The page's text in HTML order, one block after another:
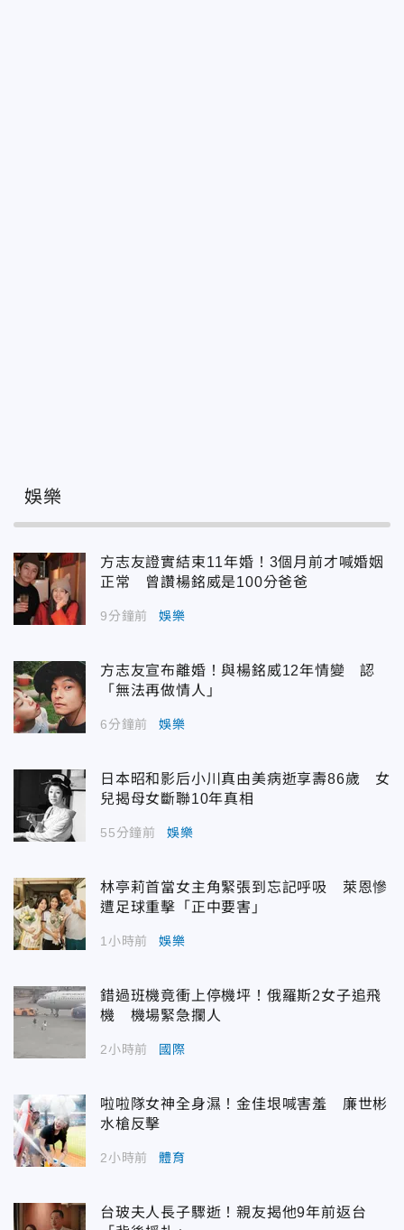
娛樂
方志友證實結束11年婚！3個月前才喊婚姻
正常 曾讚楊銘威是100分爸爸
9分鐘前 娛樂
方志友宣布離婚！與楊銘威12年情變 認
「無法再做情人」
6分鐘前 娛樂
日本昭和影后小川真由美病逝享壽86歲 女
兒揭母女斷聯10年真相
55分鐘前 娛樂
林亭莉首當女主角緊張到忘記呼吸 萊恩慘
遭足球重擊「正中要害」
1小時前 娛樂
錯過班機竟衝上停機坪！俄羅斯2女子追飛
機 機場緊急攔人
2小時前 國際
啦啦隊女神全身濕！金佳垠喊害羞 廉世彬
水槍反擊
2小時前 體育
台玻夫人長子驟逝！親友揭他9年前返台